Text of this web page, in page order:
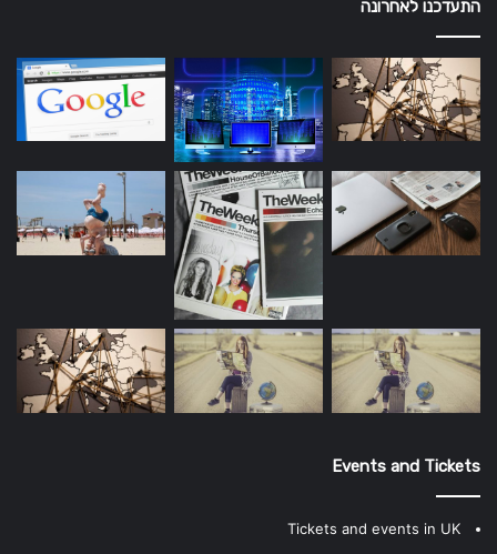
התעדכנו לאחרונה
Events and Tickets
Tickets and events in UK